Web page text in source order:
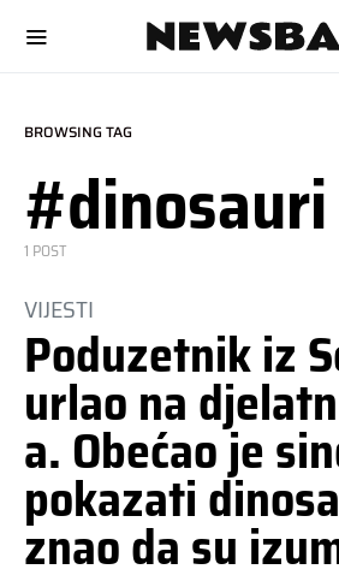
BROWSING TAG
#dinosauri
1 POST
VIJESTI
Poduzetnik iz
urlao na
a. Obećao je
pokazati
znao da su